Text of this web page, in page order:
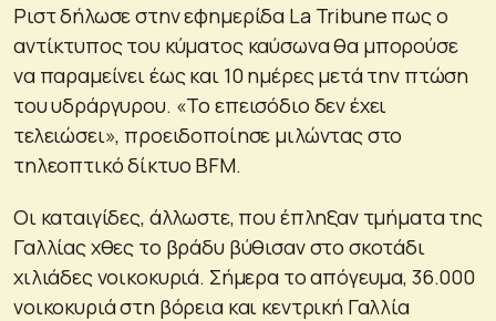
Ριστ δήλωσε στην εφημερίδα La Tribune πως ο
αντίκτυπος του κύματος καύσωνα θα μπορούσε
να παραμείνει έως και 10 ημέρες μετά την πτώση
του υδράργυρου. «Το επεισόδιο δεν έχει
τελειώσει», προειδοποίησε μιλώντας στο
τηλεοπτικό δίκτυο BFM.
Οι καταιγίδες, άλλωστε, που έπληξαν τμήματα της
Γαλλίας χθες το βράδυ βύθισαν στο σκοτάδι
χιλιάδες νοικοκυριά. Σήμερα το απόγευμα, 36.000
νοικοκυριά στη βόρεια και κεντρική Γαλλία